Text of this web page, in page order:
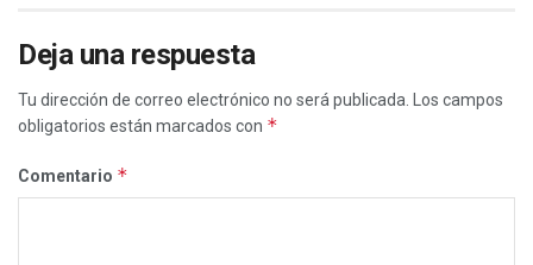
Deja una respuesta
Tu dirección de correo electrónico no será publicada.
Los campos
obligatorios están marcados con *
Comentario *